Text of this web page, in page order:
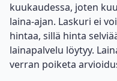
kuukaudessa, joten
laina-ajan. Laskuri ei
hintaa, sillä hinta
lainapalvelu löytyy.
verran poiketa